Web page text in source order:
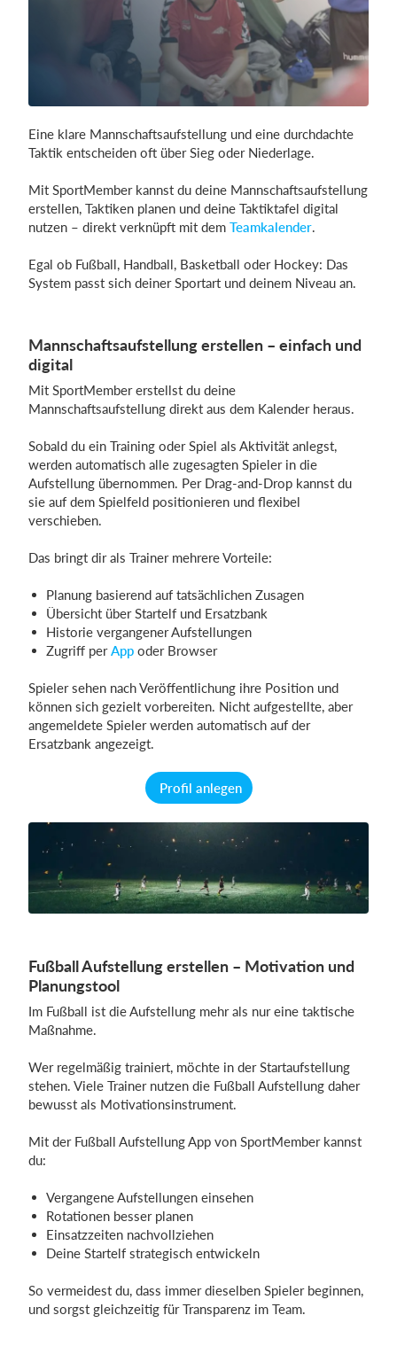
Einloggen
Eine klare Mannschaftsaufstellung und eine durchdachte
Taktik entscheiden oft über Sieg oder Niederlage.
Mit SportMember kannst du deine Mannschaftsaufstellung
erstellen, Taktiken planen und deine Taktiktafel digital
nutzen – direkt verknüpft mit dem Teamkalender.
Egal ob Fußball, Handball, Basketball oder Hockey: Das
System passt sich deiner Sportart und deinem Niveau an.
Mannschaftsaufstellung erstellen – einfach und
digital
Mit SportMember erstellst du deine
Mannschaftsaufstellung direkt aus dem Kalender heraus.
Sobald du ein Training oder Spiel als Aktivität anlegst,
werden automatisch alle zugesagten Spieler in die
Aufstellung übernommen. Per Drag-and-Drop kannst du
sie auf dem Spielfeld positionieren und flexibel
verschieben.
Das bringt dir als Trainer mehrere Vorteile:
Planung basierend auf tatsächlichen Zusagen
Übersicht über Startelf und Ersatzbank
Historie vergangener Aufstellungen
Zugriff perApp oder Browser
Spieler sehen nach Veröffentlichung ihre Position und
können sich gezielt vorbereiten. Nicht aufgestellte, aber
angemeldete Spieler werden automatisch auf der
Ersatzbank angezeigt.
Profil anlegen
Fußball Aufstellung erstellen – Motivation und
Planungstool
Im Fußball ist die Aufstellung mehr als nur eine taktische
Maßnahme.
Wer regelmäßig trainiert, möchte in der Startaufstellung
stehen. Viele Trainer nutzen die Fußball Aufstellung daher
bewusst als Motivationsinstrument.
Mit der Fußball Aufstellung App von SportMember kannst
du:
Vergangene Aufstellungen einsehen
Rotationen besser planen
Einsatzzeiten nachvollziehen
Deine Startelf strategisch entwickeln
So vermeidest du, dass immer dieselben Spieler beginnen,
und sorgst gleichzeitig für Transparenz im Team.